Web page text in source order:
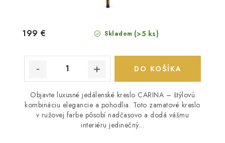
Skladom (>5 ks)
199 €
DO KOŠÍKA
Objavte luxusné jedálenské kreslo CARINA – štýlovú
kombináciu elegancie a pohodlia. Toto zamatové kreslo
v ružovej farbe pôsobí nadčasovo a dodá vášmu
interiéru jedinečný...